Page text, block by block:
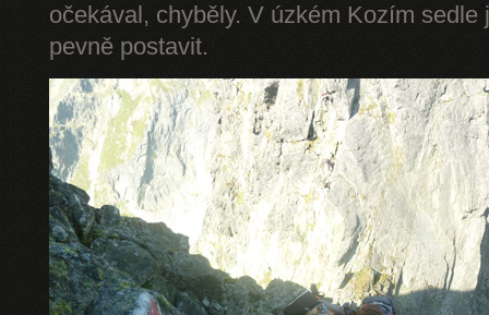
očekával, chyběly. V úzkém Kozím sedle
pevně postavit.